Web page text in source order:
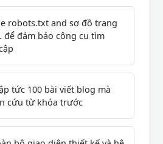
robots.txt and sơ đồ trang
để đảm bảo công cụ tìm
tức 100 bài viết blog mà
cứu từ khóa trước